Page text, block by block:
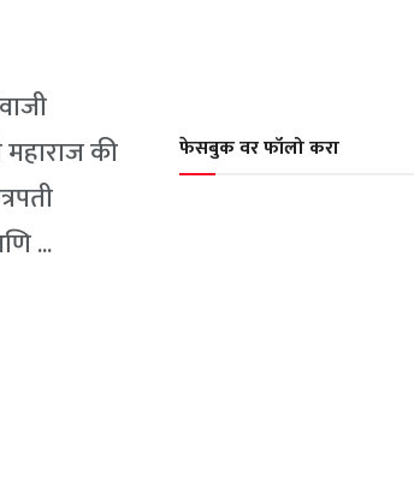
की
...
फेसबुक वर फॉलो करा